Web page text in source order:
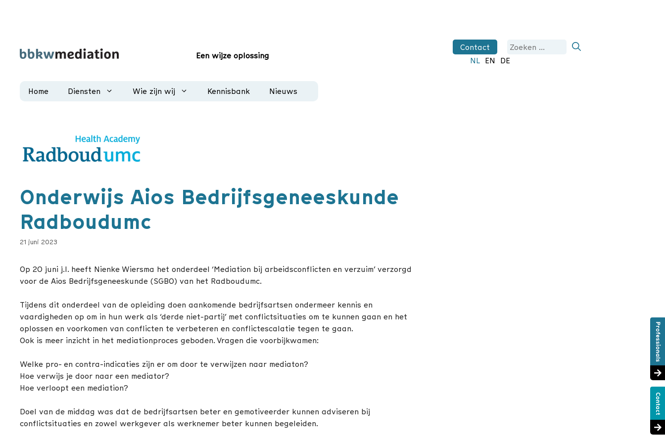
Een wijze oplossing
Contact
Zoek
naar:
NL EN DE
Home Diensten Wie zijn wij Kennisbank Nieuws
Onderwijs Aios Bedrijfsgeneeskunde
Radboudumc
21 juni 2023
Op 20 juni j.l. heeft Nienke Wiersma het onderdeel ‘Mediation bij arbeidsconflicten en verzuim’ verzorgd
voor de Aios Bedrijfsgeneeskunde (SGBO) van het Radboudumc.
Tijdens dit onderdeel van de opleiding doen aankomende bedrijfsartsen ondermeer kennis en
vaardigheden op om in hun werk als ‘derde niet-partij’ met conflictsituaties om te kunnen gaan en het
oplossen en voorkomen van conflicten te verbeteren en conflictescalatie tegen te gaan.
Ook is meer inzicht in het mediationproces geboden. Vragen die voorbijkwamen:
Welke pro- en contra-indicaties zijn er om door te verwijzen naar mediaton?
Hoe verwijs je door naar een mediator?
Hoe verloopt een mediation?
Doel van de middag was dat de bedrijfsartsen beter en gemotiveerder kunnen adviseren bij
conflictsituaties en zowel werkgever als werknemer beter kunnen begeleiden.